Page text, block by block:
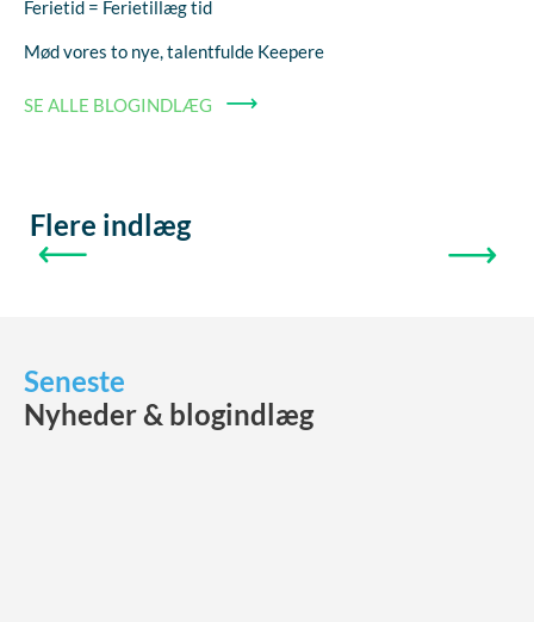
Ferietid = Ferietillæg tid
Mød vores to nye, talentfulde Keepere
SE ALLE BLOGINDLÆG
Flere indlæg
Seneste
Nyheder & blogindlæg